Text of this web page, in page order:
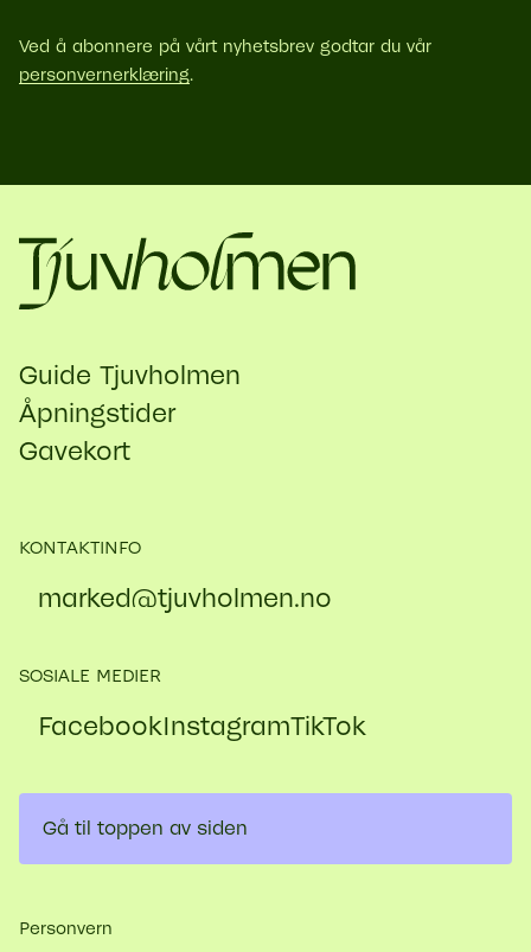
Ved å abonnere på vårt nyhetsbrev godtar du vår
personvernerklæring.
Guide Tjuvholmen
Åpningstider
Gavekort
KONTAKTINFO
marked@​tjuvholmen.no
SOSIALE MEDIER
FacebookInstagramTikTok
Gå til toppen av siden
Personvern